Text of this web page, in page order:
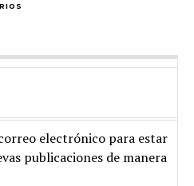
electrónico para estar
publicaciones de manera